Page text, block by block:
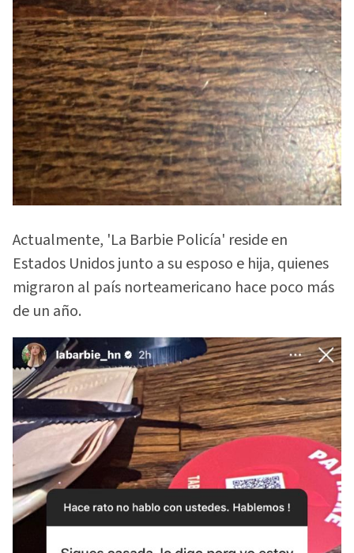
Actualmente, 'La Barbie Policía' reside en
Estados Unidos junto a su esposo e hija, quienes
migraron al país norteamericano hace poco más
de un año.